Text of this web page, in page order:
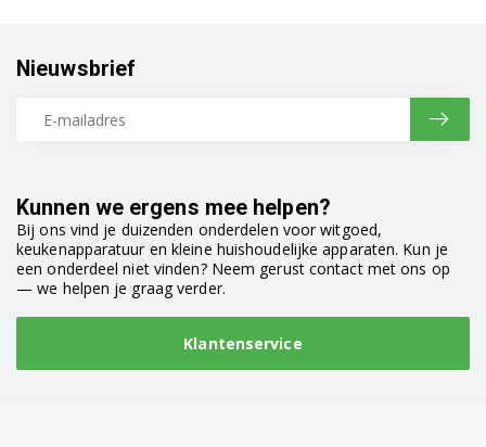
Kunnen we ergens mee helpen?
Bij ons vind je duizenden onderdelen voor witgoed,
keukenapparatuur en kleine huishoudelijke apparaten. Kun je
een onderdeel niet vinden? Neem gerust contact met ons op
— we helpen je graag verder.
Klantenservice
Nieuwsbrief